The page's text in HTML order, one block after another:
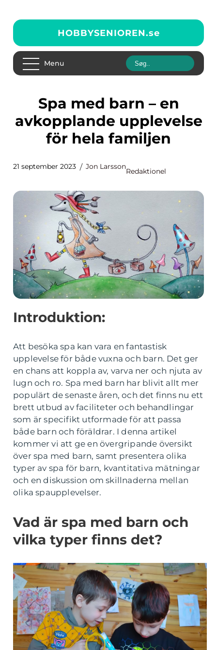
HOBBYSENIOREN.se
Menu
Spa med barn – en
avkopplande upplevelse
för hela familjen
21 september 2023 Jon Larsson
Redaktionel
Introduktion:
Att besöka spa kan vara en fantastisk
upplevelse för både vuxna och barn. Det ger
en chans att koppla av, varva ner och njuta av
lugn och ro. Spa med barn har blivit allt mer
populärt de senaste åren, och det finns nu ett
brett utbud av faciliteter och behandlingar
som är specifikt utformade för att passa
både barn och föräldrar. I denna artikel
kommer vi att ge en övergripande översikt
över spa med barn, samt presentera olika
typer av spa för barn, kvantitativa mätningar
och en diskussion om skillnaderna mellan
olika spaupplevelser.
Vad är spa med barn och
vilka typer finns det?